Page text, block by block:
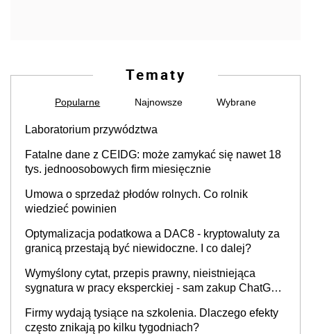
Tematy
Popularne Najnowsze Wybrane
Laboratorium przywództwa
Fatalne dane z CEIDG: może zamykać się nawet 18
tys. jednoosobowych firm miesięcznie
Umowa o sprzedaż płodów rolnych. Co rolnik
wiedzieć powinien
Optymalizacja podatkowa a DAC8 - kryptowaluty za
granicą przestają być niewidoczne. I co dalej?
Wymyślony cytat, przepis prawny, nieistniejąca
sygnatura w pracy eksperckiej - sam zakup ChatGPT
Firmy wydają tysiące na szkolenia. Dlaczego efekty
często znikają po kilku tygodniach?